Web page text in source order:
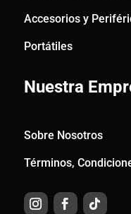
Accesorios y
Portátiles
Nuestra
Sobre Nosotros
Términos,